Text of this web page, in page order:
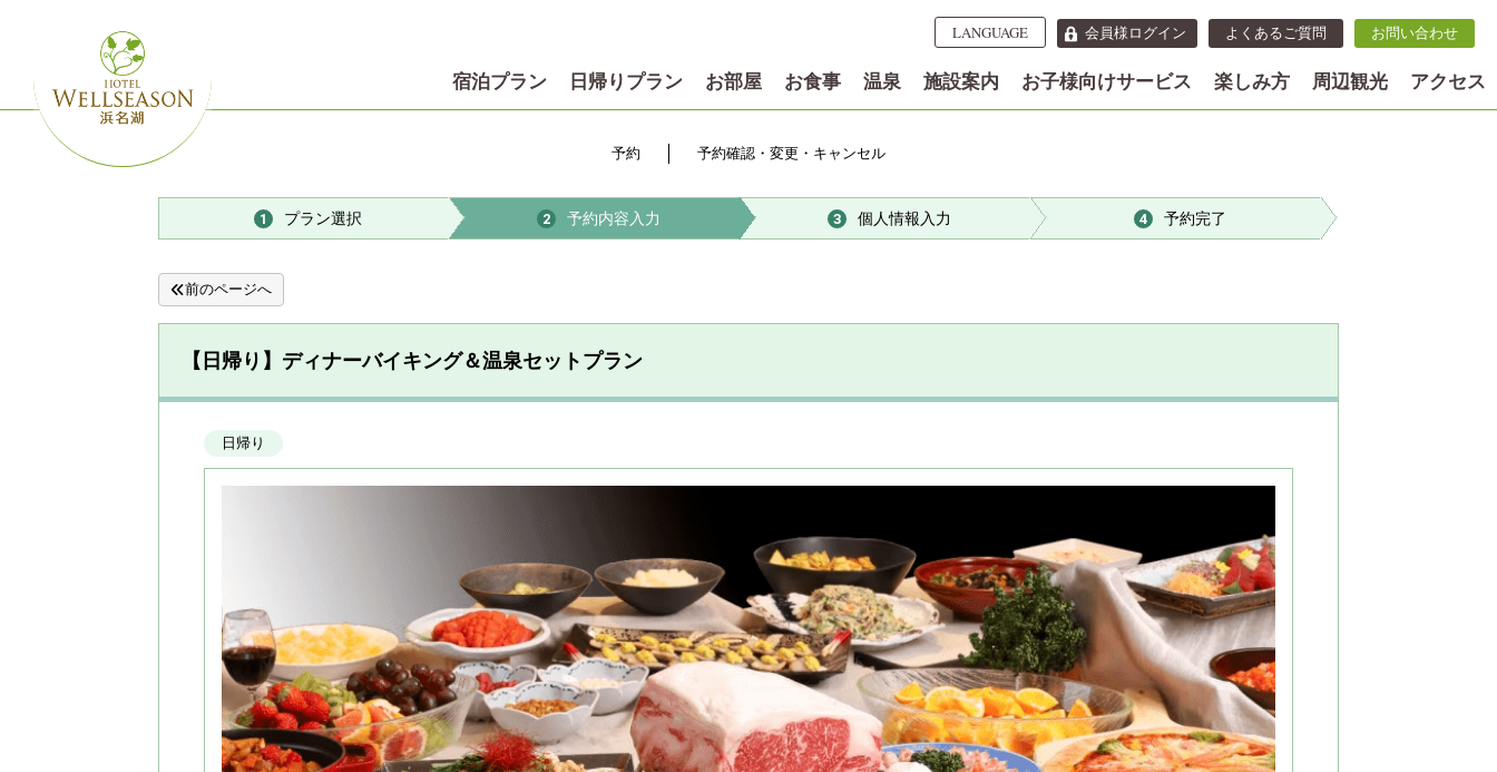
LANGUAGE 会員様ログイン よくあるご質問 お問い合わせ
宿泊プラン 日帰りプラン お部屋 お食事 温泉 施設案内 お子様向けサービス 楽しみ方 周辺観光 アクセス
予約 予約確認・変更・キャンセル
1 プラン選択 2 予約内容入力 3 個人情報入力 4 予約完了
前のページへ
【日帰り】ディナーバイキング＆温泉セットプラン
日帰り